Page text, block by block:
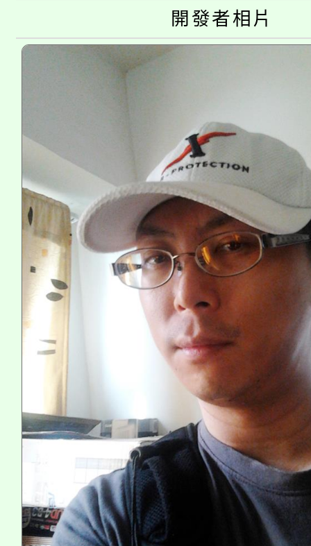
半價優惠，詳情可洽有
份教師增能研習
大溪自造教育及科技
份教師研習
淨零綠生活教案入校路
開發者相片